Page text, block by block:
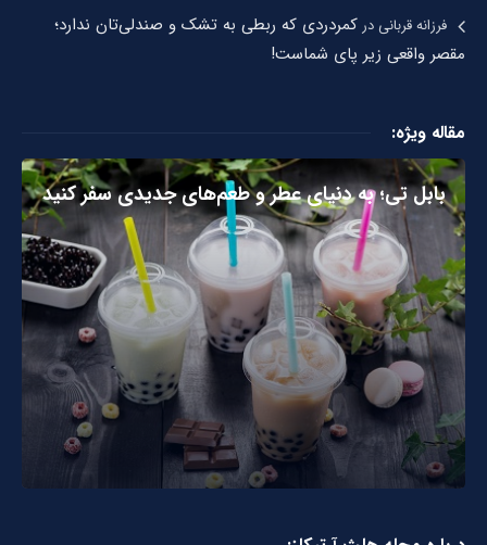
فرزانه قربانیدرکمردردی که ربطی به تشک و صندلی‌تان ندارد؛
مقصر واقعی زیر پای شماست!
مقاله ویژه:
بابل تی؛ به دنیای عطر و طعم‌های جدیدی سفر کنید